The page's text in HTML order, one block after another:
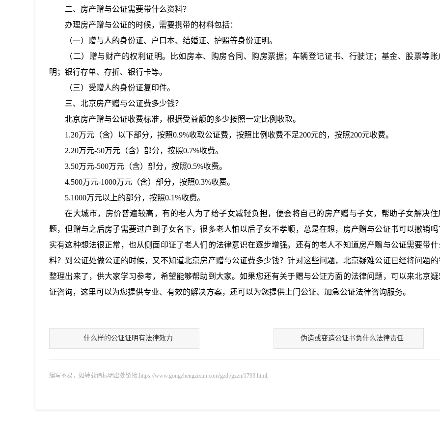
二、 房产赠与公证需要带什么资料？
办理房产赠与公证的时候，需要携带的材料包括：
（一）赠与人的身份证、户口本、结婚证、护照等身份证明。
（二）赠与财产的权利证明。比如房本、购房合同、购房票据；车辆登记证书、行驶证；基金、股票等账
明；银行存单、存折、银行卡等。
（三）受赠人的身份证复印件。
三、 北京房产赠与公证费多少钱？
北京房产赠与公证收费标准，根据受益额的多少按照一定比例收取。
1.20万元（含）以下部分，按照0.9%收取公证费，按照比例收费不足200元的，按照200元收费。
2.20万元-50万元（含）部分，按照0.7%收费。
3.50万元-500万元（含）部分，按照0.5%收费。
4.500万元-1000万元（含）部分，按照0.3%收费。
5.1000万元以上的部分，按照0.1%收费。
在大城市，房价普遍较高，有的老人为了给子女减轻负担，便会将自己的房产赠与子女，帮助子女解决住
题，但赠与之后房子需要过户到子女名下，很多老人怕以后子女不孝顺，总是在想， 房产赠与公证书可以撤销
实有这种想法很正常，也从侧面印证了老人们的法律意识在逐步增强。还有的老人不知道房产赠与公证需要带什
料？到公证处做公证的时候，又不知道北京房产赠与公证费多少钱？针对这些问题，北京疑难公证已经将问题的
整理出来了，供大家学习参考，希望能够帮助到大家。如果您还有关于赠与公证方面的法律问题，可以来北京疑
证咨询，这里可以为您提供专业、有效的解决方案，还可以为您提供上门公证、加急公证法律咨询服务。
什么样的公证证明有法律效力 伪造或变造公证书负什么法律责任
编写不易，如转载请标明出处链接:https://www.gongzhengzixun.com/gzdt/gzzn/1793.html;